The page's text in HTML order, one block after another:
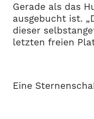
Gerade als das
ausgebucht ist.
dieser
letzten freien
Eine